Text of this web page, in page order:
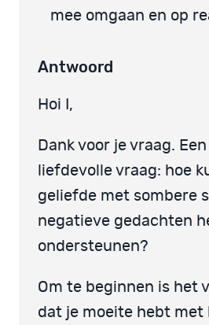
mee omgaan en op
Antwoord
Hoi I,
Dank voor je vraag.
liefdevolle vraag: hoe
geliefde met sombere
negatieve gedachten
ondersteunen?
Om te beginnen is het
dat je moeite hebt met